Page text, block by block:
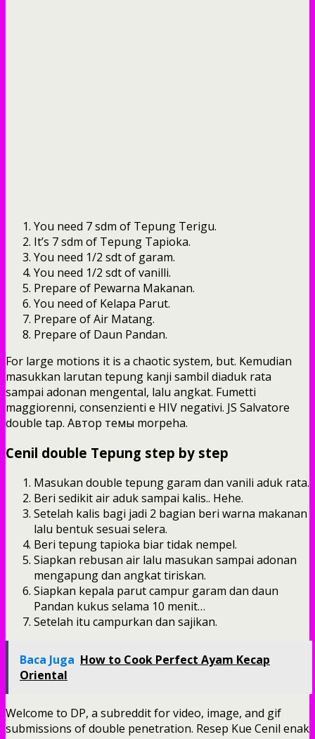
You need 7 sdm of Tepung Terigu.
It’s 7 sdm of Tepung Tapioka.
You need 1/2 sdt of garam.
You need 1/2 sdt of vanilli.
Prepare of Pewarna Makanan.
You need of Kelapa Parut.
Prepare of Air Matang.
Prepare of Daun Pandan.
For large motions it is a chaotic system, but. Kemudian
masukkan larutan tepung kanji sambil diaduk rata
sampai adonan mengental, lalu angkat. Fumetti
maggiorenni, consenzienti e HIV negativi. JS Salvatore
double tap. Автор темы morpeha.
Cenil double Tepung step by step
Masukan double tepung garam dan vanili aduk rata.
Beri sedikit air aduk sampai kalis.. Hehe.
Setelah kalis bagi jadi 2 bagian beri warna makanan
lalu bentuk sesuai selera.
Beri tepung tapioka biar tidak nempel.
Siapkan rebusan air lalu masukan sampai adonan
mengapung dan angkat tiriskan.
Siapkan kepala parut campur garam dan daun
Pandan kukus selama 10 menit…
Setelah itu campurkan dan sajikan.
Baca Juga How to Cook Perfect Ayam Kecap
Oriental
Welcome to DP, a subreddit for video, image, and gif
submissions of double penetration. Resep Kue Cenil enak